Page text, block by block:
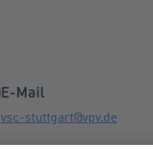
E-Mail
vsc-stuttgart@vpv.de